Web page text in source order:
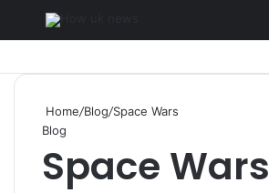
Menu
Home/Blog/Space Wars
Blog
Space Wars